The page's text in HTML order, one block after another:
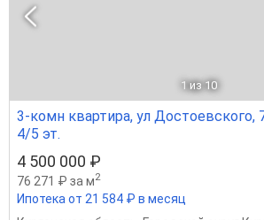
1 из 10
3-комн квартира, ул Достоевского,
4/5 эт.
4 500 000 ₽
76 271 ₽ за м2
Ипотека от 21 584 ₽ в месяц